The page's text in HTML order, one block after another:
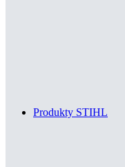
Produkty STIHL